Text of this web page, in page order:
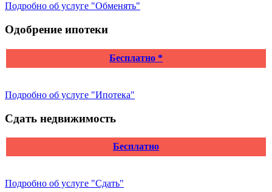
Подробно об услуге "Обменять"
Одобрение ипотеки
Бесплатно *
Подробно об услуге "Ипотека"
Сдать недвижимость
Бесплатно
Подробно об услуге "Сдать"